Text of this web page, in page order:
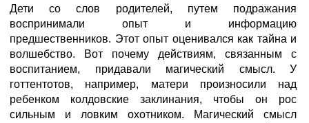
Дети со слов родителей, путем подражания
воспринимали опыт и информацию
предшественников. Этот опыт оценивался как тайна и
волшебство. Вот почему действиям, связанным с
воспитанием, придавали магический смысл. У
готтентотов, например, матери произносили над
ребенком колдовские заклинания, чтобы он рос
сильным и ловким охотником. Магический смысл